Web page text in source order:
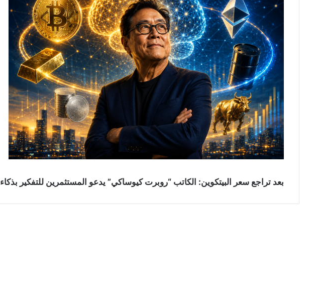
بعد تراجع سعر البيتكوين: الكاتب “روبرت كيوساكي” يدعو المستثمرين للتفكير بذكاء